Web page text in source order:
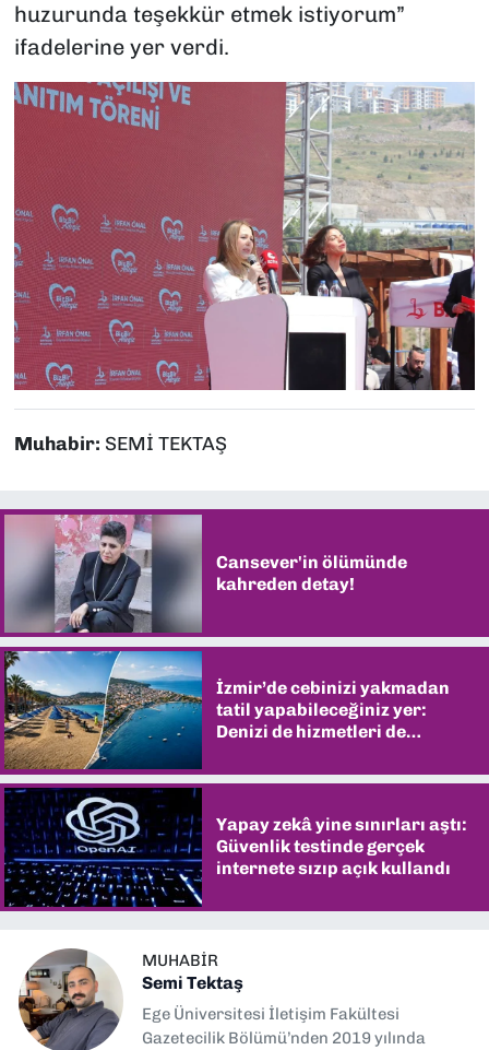
huzurunda teşekkür etmek istiyorum”
ifadelerine yer verdi.
Muhabir: SEMİ TEKTAŞ
Cansever'in ölümünde
kahreden detay!
İzmir’de cebinizi yakmadan
tatil yapabileceğiniz yer:
Denizi de hizmetleri de
Yapay zekâ yine sınırları aştı:
Güvenlik testinde gerçek
internete sızıp açık kullandı
MUHABIR
Semi Tektaş
Ege Üniversitesi İletişim Fakültesi
Gazetecilik Bölümü’nden 2019 yılında